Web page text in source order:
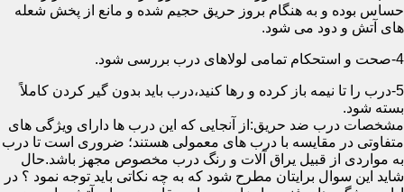
حساس بوده و به هنگام بروز حریق حجیم شده و مانع از پخش شعله
های آتش و دود می شود.
4-صحت و استحکام تمامی لولاهای درب بررسی شود.
5-درب را تا نیمه باز کرده و رها کنید،درب باید بدون گیر کردن کاملاً
بسته شود.
مشخصات درب ضد حریق:از آنجایی که این درب ها دارای ویژگی های
متفاوتی در مقایسه با درب های معمولی هستند؛ ضروری است تا درب
به مواردی از قبیل یراق آلات و رنگ درب مخصوص مجهز باشد.حال
شاید این سوال برایتان مطرح شود که به چه نکاتی باید توجه نمود ؟ در